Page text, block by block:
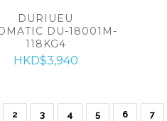
DURIUEU
DU-18001M-
118KG4
HKD$3,940
2 3 4 5 6 7